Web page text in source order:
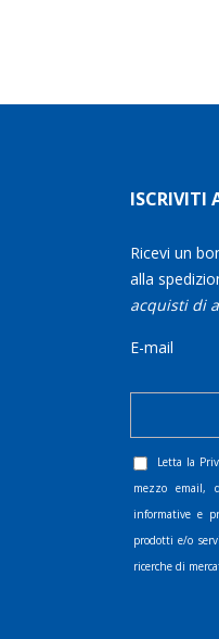
ISCRIVITI
Ricevi un
alla
acquisti di
E-mail
Letta la
mezzo email,
informative e
prodotti e/o
ricerche di